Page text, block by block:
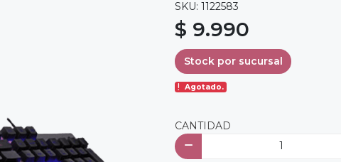
SKU: 1122583
$ 9.990
Stock por sucursal
Agotado.
CANTIDAD